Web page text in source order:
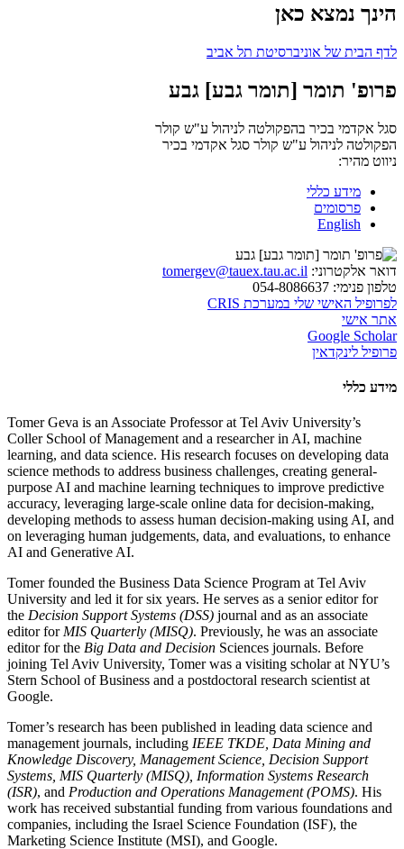
הינך נמצא כאן
לדף הבית של אוניברסיטת תל אביב
פרופ' תומר [תומר גבע] גבע
סגל אקדמי בכיר בהפקולטה לניהול ע"ש קולר
הפקולטה לניהול ע"ש קולר סגל אקדמי בכיר
ניווט מהיר:
מידע כללי
פרסומים
English
דואר אלקטרוני: tomergev@tauex.tau.ac.il
טלפון פנימי:
לפרופיל האישי שלי במערכת CRIS
אתר אישי
Google Scholar
פרופיל לינקדאין
מידע כללי
Tomer Geva is an Associate Professor at Tel Aviv University’s
Coller School of Management and a researcher in AI, machine
learning, and data science. His research focuses on developing data
science methods to address business challenges, creating general-
purpose AI and machine learning techniques to improve predictive
accuracy, leveraging large-scale online data for decision-making,
developing methods to assess human decision-making using AI, and
on leveraging human judgements, data, and evaluations, to enhance
AI and Generative AI.
Tomer founded the Business Data Science Program at Tel Aviv
University and led it for six years. He serves as a senior editor for
the Decision Support Systems (DSS) journal and as an associate
editor for MIS Quarterly (MISQ). Previously, he was an associate
editor for the Big Data and Decision Sciences journals. Before
joining Tel Aviv University, Tomer was a visiting scholar at NYU’s
Stern School of Business and a postdoctoral research scientist at
Google.
Tomer’s research has been published in leading data science and
management journals, including IEEE TKDE, Data Mining and
Knowledge Discovery, Management Science, Decision Support
Systems, MIS Quarterly (MISQ), Information Systems Research
(ISR), and Production and Operations Management (POMS). His
work has received substantial funding from various foundations and
companies, including the Israel Science Foundation (ISF), the
Marketing Science Institute (MSI), and Google.